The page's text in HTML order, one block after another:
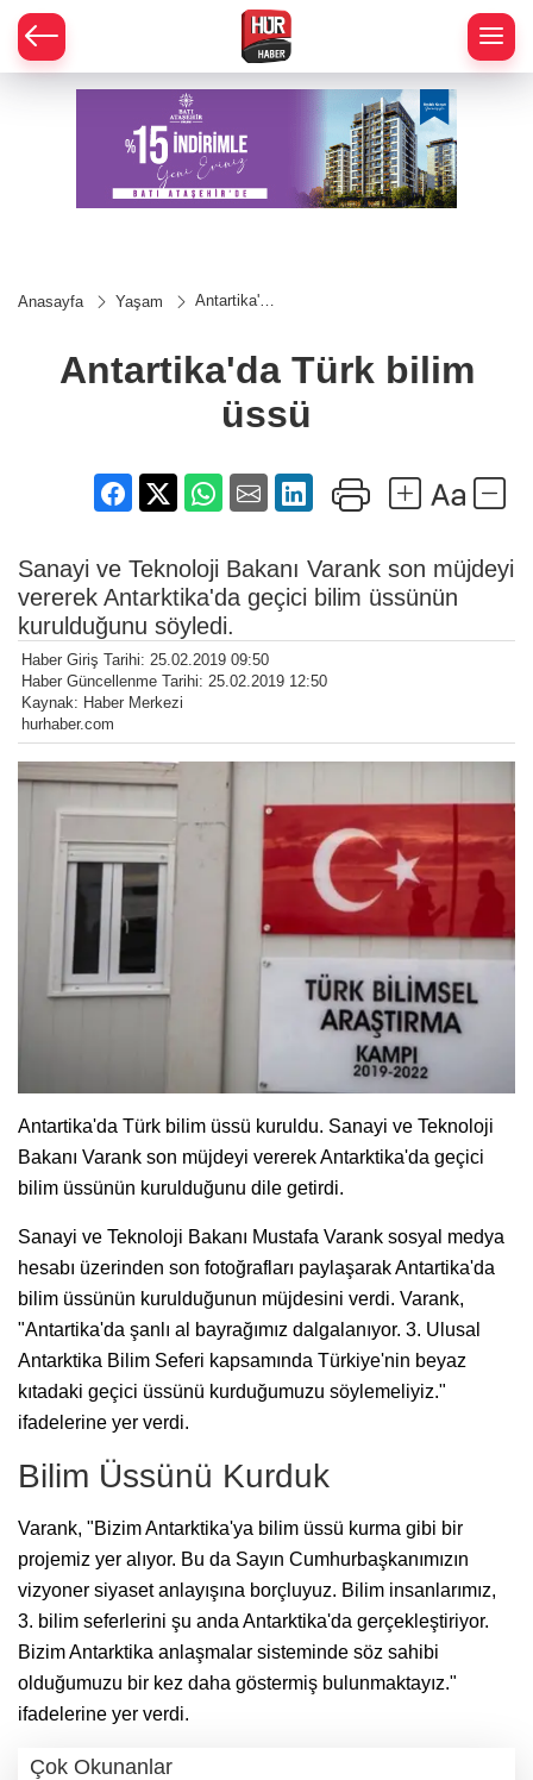
Anasayfa Yaşam
Antartika'da
Antartika'da Türk bilim
üssü
Sanayi ve Teknoloji Bakanı Varank son müjdeyi
vererek Antarktika'da geçici bilim üssünün
kurulduğunu söyledi.
Haber Giriş Tarihi: 25.02.2019 09:50
Haber Güncellenme Tarihi: 25.02.2019 12:50
Kaynak: Haber Merkezi
hurhaber.com
Antartika'da Türk bilim üssü kuruldu. Sanayi ve Teknoloji
Bakanı Varank son müjdeyi vererek Antarktika'da geçici
bilim üssünün kurulduğunu dile getirdi.
Sanayi ve Teknoloji Bakanı Mustafa Varank sosyal medya
hesabı üzerinden son fotoğrafları paylaşarak Antartika'da
bilim üssünün kurulduğunun müjdesini verdi. Varank,
"Antartika'da şanlı al bayrağımız dalgalanıyor. 3. Ulusal
Antarktika Bilim Seferi kapsamında Türkiye'nin beyaz
kıtadaki geçici üssünü kurduğumuzu söylemeliyiz."
ifadelerine yer verdi.
Bilim Üssünü Kurduk
Varank, "Bizim Antarktika'ya bilim üssü kurma gibi bir
projemiz yer alıyor. Bu da Sayın Cumhurbaşkanımızın
vizyoner siyaset anlayışına borçluyuz. Bilim insanlarımız,
3. bilim seferlerini şu anda Antarktika'da gerçekleştiriyor.
Bizim Antarktika anlaşmalar sisteminde söz sahibi
olduğumuzu bir kez daha göstermiş bulunmaktayız."
ifadelerine yer verdi.
Çok Okunanlar